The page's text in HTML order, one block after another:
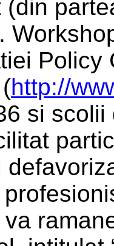
(din
Policy
http://
si